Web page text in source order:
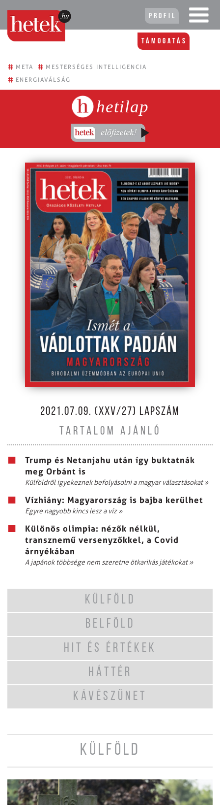
Profil
Támogatás
# META # MESTERSÉGES INTELLIGENCIA
# ENERGIAVÁLSÁG
hetilap
2021.07.09. (XXV/27) LAPSZÁM
TARTALOM AJÁNLÓ
Trump és Netanjahu után így buktatnák
meg Orbánt is
Külföldről igyekeznek befolyásolni a magyar választásokat»
Vízhiány: Magyarország is bajba kerülhet
Egyre nagyobb kincs lesz a víz»
Különös olimpia: nézők nélkül,
transznemű versenyzőkkel, a Covid
árnyékában
A japánok többsége nem szeretne ötkarikás játékokat»
KÜLFÖLD
BELFÖLD
HIT ÉS ÉRTÉKEK
HÁTTÉR
KÁVÉSZÜNET
KÜLFÖLD